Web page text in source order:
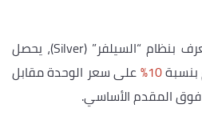
يتيح المشروع نظام خصم يعرف بنظام “السيلفر” (Silver)، يحصل
بنسبة10% على سعر الوحدة مقابل
المقدم الأساسي.